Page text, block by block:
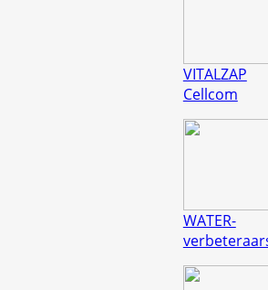
VITALZAP
Cellcom
WATER-